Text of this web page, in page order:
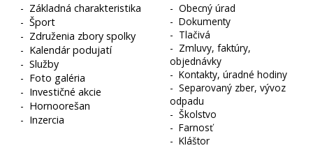
- Základná charakteristika
-Šport
- Združenia zbory spolky
- Kalendár podujatí
-Služby
- Foto galéria
- Investičné akcie
- Hornoorešan
- Inzercia
-Obecný úrad
-Dokumenty
- Tlačivá
- Zmluvy, faktúry,
objednávky
-Kontakty, úradné hodiny
-Separovaný zber, vývoz
odpadu
-Školstvo
-Farnosť
-Kláštor